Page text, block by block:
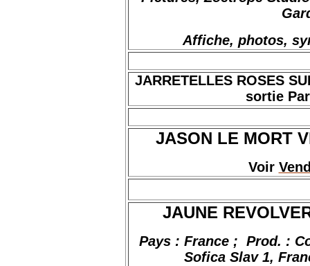
Affiche, photos,
JARRETELLES ROSES
sortie
JASON LE MORT
Voir
JAUNE
Pays : France ; Prod. :
Sofica Slav1,